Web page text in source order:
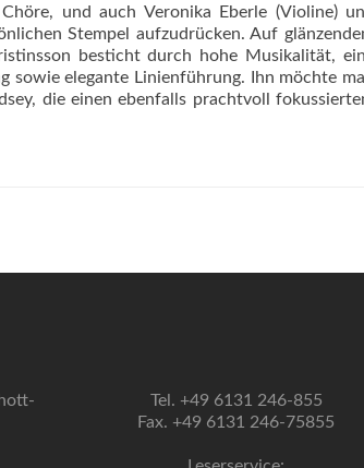
und auch Veronika Eberle (Violine)
Stempel aufzudrücken. Auf
besticht durch hohe Musikalität,
sowie elegante Linienführung. Ihn möchte
die einen ebenfalls prachtvoll
Tel. +49 6131 246-855
Fax. +49 6131 246-75855